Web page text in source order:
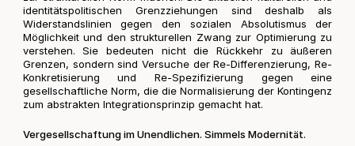
identitätspolitischen Grenzziehungen sind deshalb als
Widerstandslinien gegen den sozialen Absolutismus der
Möglichkeit und den strukturellen Zwang zur Optimierung zu
verstehen. Sie bedeuten nicht die Rückkehr zu äußeren
Grenzen, sondern sind Versuche der Re-Differenzierung, Re-
Konkretisierung und Re-Spezifizierung gegen eine
gesellschaftliche Norm, die die Normalisierung der Kontingenz
zum abstrakten Integrationsprinzip gemacht hat.
Vergesellschaftung im Unendlichen. Simmels Modernität.